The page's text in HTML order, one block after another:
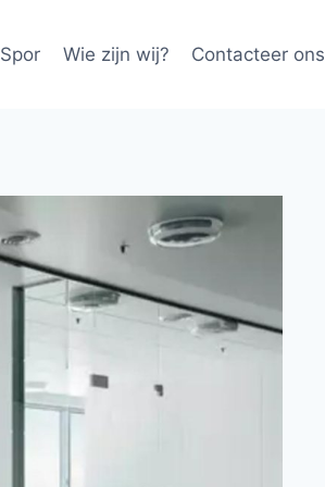
Spor Wie zijn wij? Contacteer ons